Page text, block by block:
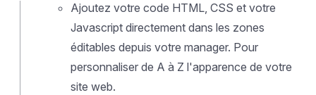
Ajoutez votre code HTML, CSS et votre
Javascript directement dans les zones
éditables depuis votre manager. Pour
personnaliser de A à Z l'apparence de votre
site web.